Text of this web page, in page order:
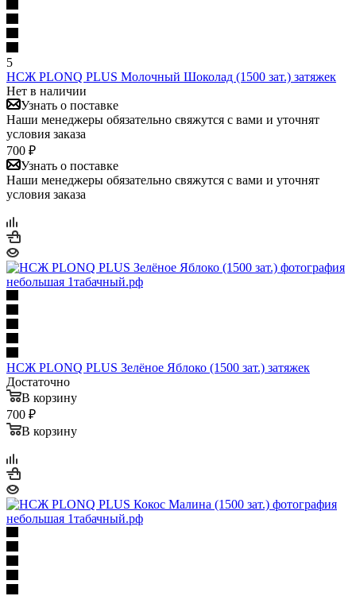
5
НСЖ PLONQ PLUS Молочный Шоколад (1500 зат.) затяжек
Нет в наличии
Узнать о поставке
Наши менеджеры обязательно свяжутся с вами и уточнят
условия заказа
700 ₽
Узнать о поставке
Наши менеджеры обязательно свяжутся с вами и уточнят
условия заказа
НСЖ PLONQ PLUS Зелёное Яблоко (1500 зат.) затяжек
Достаточно
В корзину
700 ₽
В корзину